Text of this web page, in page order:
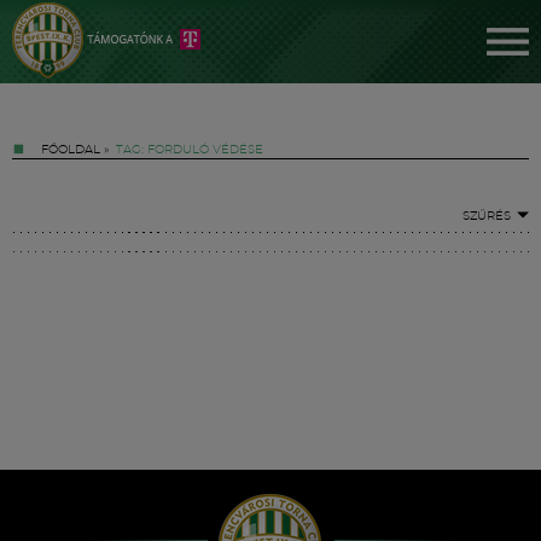
FŐOLDAL » TAG: FORDULÓ VÉDÉSE
SZŰRÉS
Hírek